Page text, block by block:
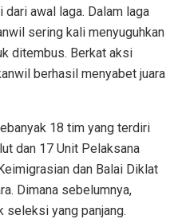
awal laga. Dalam laga
sering kali menyuguhkan
ditembus. Berkat aksi
berhasil menyabet juara
18 tim yang terdiri
dan 17 Unit Pelaksana
dan Balai Diklat
Dimana sebelumnya,
seleksi yang panjang.